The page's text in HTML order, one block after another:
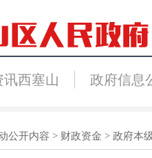
讯西塞山 政府信息
公开内容 > 财政资金 > 政府本